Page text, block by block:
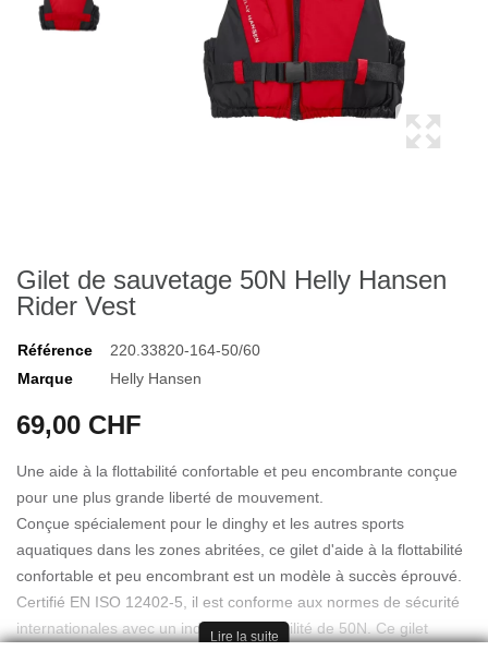
Gilet de sauvetage 50N Helly Hansen
Rider Vest
Référence
220.33820-164-50/60
Marque
Helly Hansen
69,00 CHF
Une aide à la flottabilité confortable et peu encombrante conçue
pour une plus grande liberté de mouvement.
Conçue spécialement pour le dinghy et les autres sports
aquatiques dans les zones abritées, ce gilet d'aide à la flottabilité
confortable et peu encombrant est un modèle à succès éprouvé.
Certifié EN ISO 12402-5, il est conforme aux normes de sécurité
internationales avec un indice de flottabilité de 50N. Ce gilet
Lire la suite